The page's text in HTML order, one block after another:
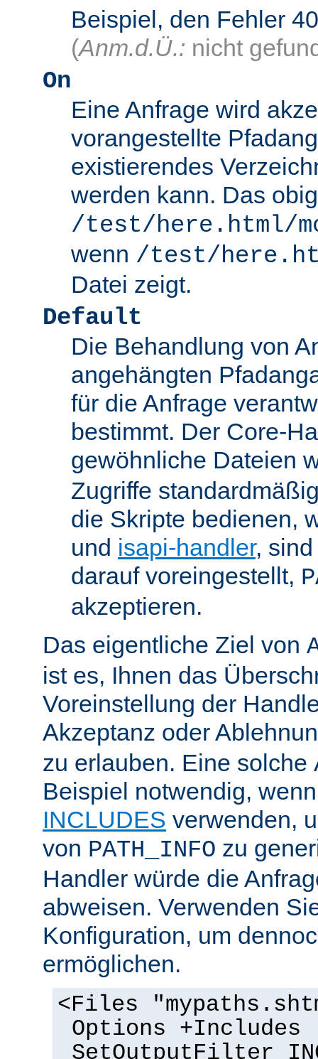
Beispiel, den Fehler
(Anm.d.Ü.: nicht
On
Eine Anfrage wird
vorangestellte
existierendes
werden kann. Das
/test/here.html/
wenn /test/
Datei zeigt.
Default
Die Behandlung von
angehängten
für die Anfrage
bestimmt. Der Core-
gewöhnliche Dateien
Zugriffe
die Skripte bedienen,
und isapi-handler,
darauf voreingestellt,
akzeptieren.
Das eigentliche Ziel von
ist es, Ihnen das
Voreinstellung der
Akzeptanz oder
zu erlauben. Eine solche
Beispiel notwendig,
INCLUDES verwenden,
von PATH_INFO zu
Handler würde die
abweisen. Verwenden
Konfiguration, um
ermöglichen.
<Files
Options +Includes
SetOutputFilter